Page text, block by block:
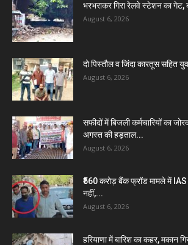
भरभराकर गिरा रेलवे स्टेशन का गेट,
August 6, 2026
दो पिस्तौल व जिंदा कारतूस सहित
August 6, 2026
सफीदों में बिजली कर्मचारियों का
अगस्त की हड़ताल...
August 6, 2026
₹560 करोड़ बैंक फ्रॉड मामले में IAS
नहीं,...
August 6, 2026
हरियाणा में बारिश का कहर, मकान